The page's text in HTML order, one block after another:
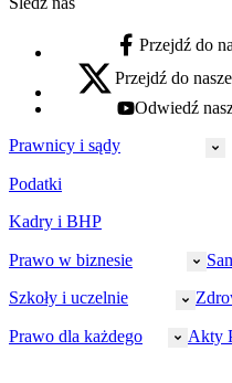
facebook - otwiera
Przejdź do
x - otwiera się w nowej karcie
Przejdź do
youtube - otwiera się
Odwiedź
Prawnicy i sądy
Prawnicy
Policja
Strefa aplikanta
Sędziowie
Podatki
CIT
Akcyza
Rachunkowość
Kadry i BHP
HR
Ubezpieczenia społeczne
Prawo w biznesie
Małe i średnie firmy
Szkoły i uczelnie
Prawo dla każdego Akty